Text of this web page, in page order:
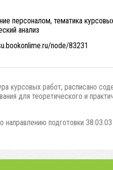
персоналом, тематика
анализ
node/83231
курсовых работ, расписано
для теоретического и
подготовки